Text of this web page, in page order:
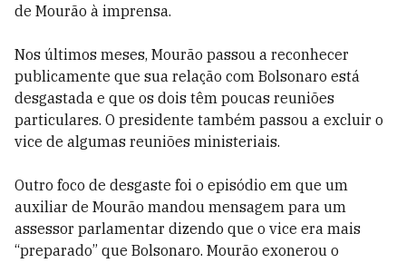
de Mourão à imprensa.
Nos últimos meses, Mourão passou a reconhecer
publicamente que sua relação com Bolsonaro está
desgastada e que os dois têm poucas reuniões
particulares. O presidente também passou a excluir o
vice de algumas reuniões ministeriais.
Outro foco de desgaste foi o episódio em que um
auxiliar de Mourão mandou mensagem para um
assessor parlamentar dizendo que o vice era mais
“preparado” que Bolsonaro. Mourão exonerou o